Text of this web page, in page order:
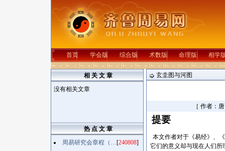
首页 学会版 综合版 术数版 命理版 相学
相 关 文 章
没有相关文章
热 点 文 章
周易研究会章程（…[240808]
玄圭图与河图
［ 作者：
提要
本文作者对于《易经》、
它们的意义却与现在人们